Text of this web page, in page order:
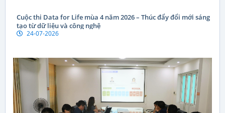
Cuộc thi Data for Life mùa 4 năm 2026 – Thúc đẩy đổi mới sáng
tạo từ dữ liệu và công nghệ
24-07-2026